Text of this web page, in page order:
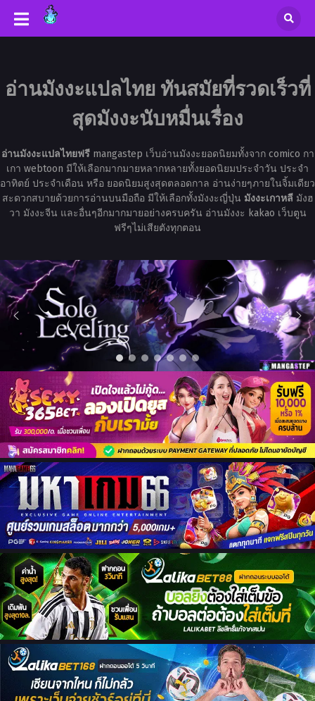
อ่านมังงะแปลไทย ทันสมัยที่รวดเร็วที่
สุดมังงะนับหมื่นเรื่อง
อ่านมังงะแปลไทยฟรีmangastep เว็บอ่านมังงะยอดนิยมทั้งจาก comico กา
เกา webtoon มีให้เลือกมากมายหลากหลายทั้งยอดนิยมประจำวัน ประจำ
อาทิตย์ ประจำเดือน หรือ ยอดนิยมสูงสุดตลอดกาล อ่านง่ายๆภายในจิ้มเดียว
สะดวกสบายด้วยการอ่านบนมือถือ มีให้เลือกทั้งมังงะญี่ปุ่น มังงะเกาหลีมังฮ
วา มังงะจีน และอื่นๆอีกมากมายอย่างครบครัน อ่านมังงะ kakao เว็บตูน
ฟรีๆไม่เสียตังทุกตอน